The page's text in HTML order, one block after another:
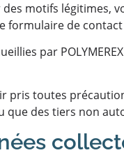
motifs légitimes,
formulaire de
par
pris toutes
que des tiers non